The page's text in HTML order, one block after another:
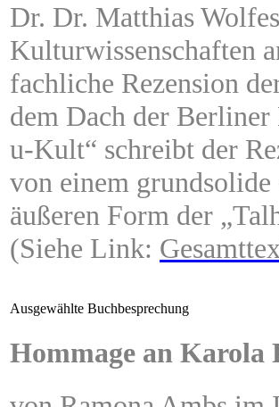
Dr. Dr. Matthias
Kulturwissenschaften
fachliche Rezension
dem Dach der
u-Kult“ schreibt der
von einem grundsolide
äußeren Form der
(Siehe Link:
Ausgewählte Buchbesprechung
Hommage an Karola